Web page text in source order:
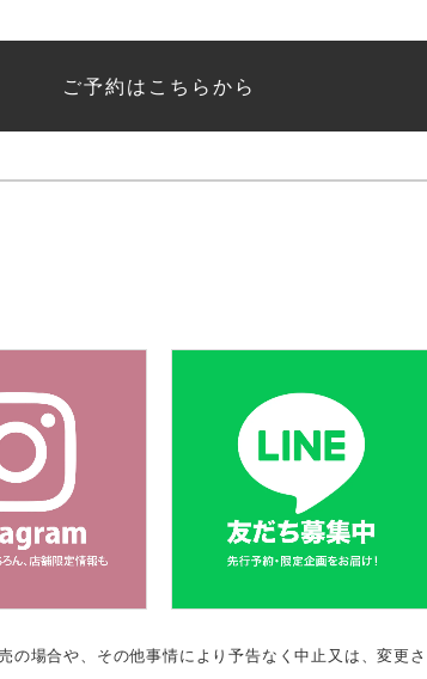
ご予約はこちらから
場合や、その他事情により予告なく中止又は、変更